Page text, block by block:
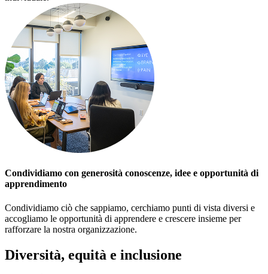
Condividiamo con generosità conoscenze, idee e opportunità di
apprendimento
Condividiamo ciò che sappiamo, cerchiamo punti di vista diversi e
accogliamo le opportunità di apprendere e crescere insieme per
rafforzare la nostra organizzazione.
Diversità, equità e inclusione